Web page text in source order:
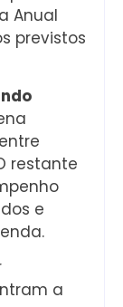
Anual
previstos
restante
e
a